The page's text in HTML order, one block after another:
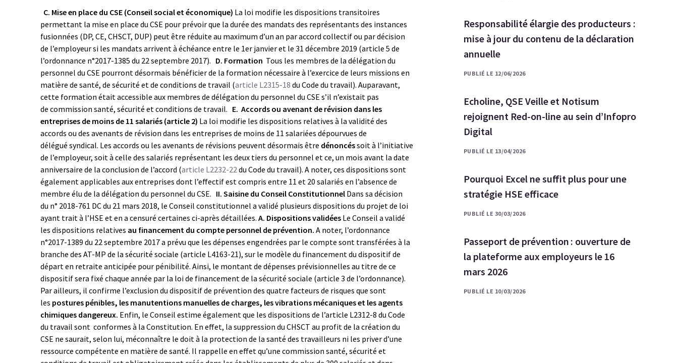
C. Mise en place du CSE (Conseil social et économique) La loi modifie les dispositions transitoires
permettant la mise en place du CSE pour prévoir que la durée des mandats des représentants des instances
fusionnées (DP, CE, CHSCT, DUP) peut être réduite au maximum d’un an par accord collectif ou par décision
de l’employeur si les mandats arrivent à échéance entre le 1er janvier et le 31 décembre 2019 (article 5 de
l’ordonnance n°2017-1385 du 22 septembre 2017). D. Formation Tous les membres de la délégation du
personnel du CSE pourront désormais bénéficier de la formation nécessaire à l’exercice de leurs missions en
matière de santé, de sécurité et de conditions de travail (article L2315-18 du Code du travail). Auparavant,
cette formation était accessible aux membres de délégation du personnel du CSE s’il n’existait pas
de commission santé, sécurité et conditions de travail. E. Accords ou avenant de révision dans les
entreprises de moins de 11 salariés (article 2) La loi modifie les dispositions relatives à la validité des
accords ou des avenants de révision dans les entreprises de moins de 11 salariées dépourvues de
délégué syndical. Les accords ou les avenants de révisions peuvent désormais être dénoncéssoit à l’initiative
de l’employeur, soit à celle des salariés représentant les deux tiers du personnel et ce, un mois avant la date
anniversaire de la conclusion de l’accord (article L2232-22du Code du travail). A noter, ces dispositions sont
également applicables aux entreprises dont l’effectif est compris entre 11 et 20 salariés en l’absence de
membre élu de la délégation du personnel du CSE. II. Saisine du Conseil Constitutionnel Dans sa décision
du n° 2018-761 DC du 21 mars 2018, le Conseil constitutionnel a validé plusieurs dispositions du projet de loi
ayant trait à l’HSE et en a censuré certaines ci-après détaillées. A. Dispositions validées Le Conseil a validé
les dispositions relatives au financement du compte personnel de prévention. A noter, l’ordonnance
n°2017-1389 du 22 septembre 2017 a prévu que les dépenses engendrées par le compte sont transférées à la
branche des AT-MP de la sécurité sociale (article L4163-21), sur le modèle du financement du dispositif de
départ en retraite anticipée pour pénibilité. Ainsi, le montant de dépenses prévisionnelles au titre de ce
dispositif sera fixé chaque année par la loi de financement de la sécurité sociale (article 3 de l’ordonnance).
Par ailleurs, il confirme l’exclusion du dispositif de prévention des quatre facteurs de risques que sont
les postures pénibles, les manutentions manuelles de charges, les vibrations mécaniques et les agents
chimiques dangereux. Enfin, le Conseil estime également que les dispositions de l’article L2312-8 du Code
du travail sont conformes à la Constitution. En effet, la suppression du CHSCT au profit de la création du
CSE ne saurait, selon lui, méconnaître le doit à la protection de la santé des travailleurs ni les priver d’une
ressource compétente en matière de santé. Il rappelle en effet qu’une commission santé, sécurité et
Responsabilité élargie des producteurs :
mise à jour du contenu de la déclaration
annuelle
PUBLIÉ LE 12/06/2026
Echoline, QSE Veille et Notisum
rejoignent Red-on-line au sein d’Infopro
Digital
PUBLIÉ LE 13/04/2026
Pourquoi Excel ne suffit plus pour une
stratégie HSE efficace
PUBLIÉ LE 30/03/2026
Passeport de prévention : ouverture de
la plateforme aux employeurs le 16
mars 2026
PUBLIÉ LE 10/03/2026